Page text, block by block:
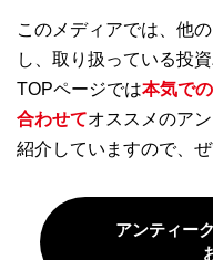
このメディアでは、他
し、取り扱っている投
TOPページでは本気で
合わせてオススメのア
紹介していますので、
アンティー